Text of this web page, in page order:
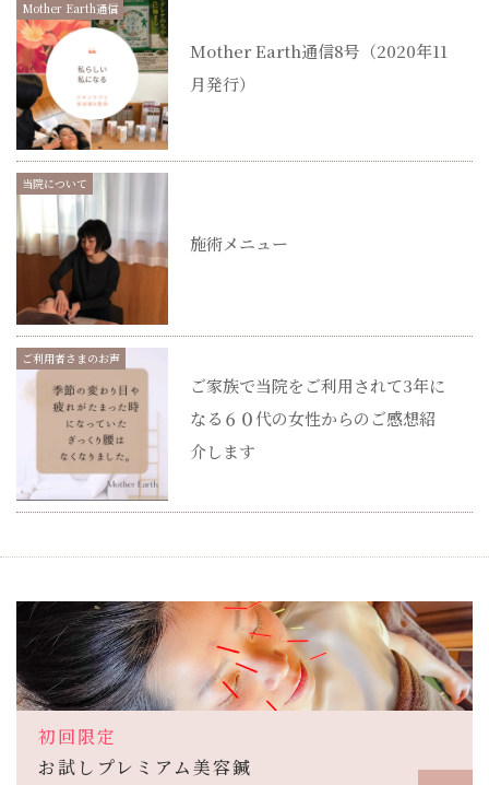
Mother Earth通信
Mother Earth通信8号（2020年11
月発行）
当院について
施術メニュー
ご利用者さまのお声
ご家族で当院をご利用されて3年に
なる６０代の女性からのご感想紹
介します
初回限定
お試しプレミアム美容鍼